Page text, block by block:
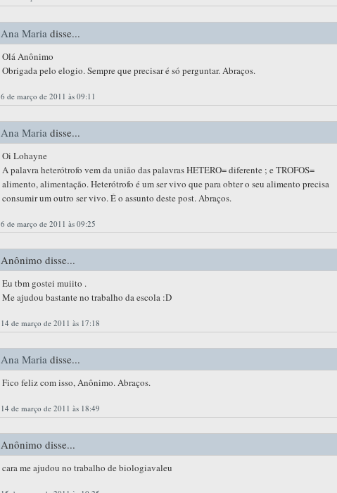
Ana Maria disse...
Olá Anônimo
Obrigada pelo elogio. Sempre que precisar é só perguntar. Abraços.
6 de março de 2011 às 09:11
Ana Maria disse...
Oi Lohayne
A palavra heterótrofo vem da união das palavras HETERO= diferente ; e TROFOS=
alimento, alimentação. Heterótrofo é um ser vivo que para obter o seu alimento precisa
consumir um outro ser vivo. É o assunto deste post. Abraços.
6 de março de 2011 às 09:25
Anônimo disse...
Eu tbm gostei muiito .
Me ajudou bastante no trabalho da escola :D
14 de março de 2011 às 17:18
Ana Maria disse...
Fico feliz com isso, Anônimo. Abraços.
14 de março de 2011 às 18:49
Anônimo disse...
cara me ajudou no trabalho de biologiavaleu